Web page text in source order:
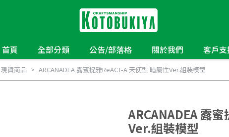
首頁 全部分類 公告/部落格 關於我們 客戶
現貨商品 ARCANADEA 露蜜提雅ReACT-A 天使型 暗屬性Ver.組裝模型
ARCANADEA 露
Ver.組裝模型